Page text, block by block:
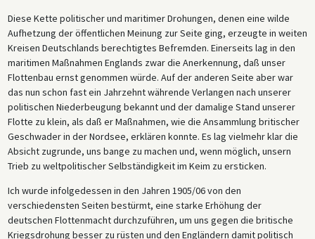
Diese Kette politischer und maritimer Drohungen, denen eine wilde
Aufhetzung der öffentlichen Meinung zur Seite ging, erzeugte in weiten
Kreisen Deutschlands berechtigtes Befremden. Einerseits lag in den
maritimen Maßnahmen Englands zwar die Anerkennung, daß unser
Flottenbau ernst genommen würde. Auf der anderen Seite aber war
das nun schon fast ein Jahrzehnt währende Verlangen nach unserer
politischen Niederbeugung bekannt und der damalige Stand unserer
Flotte zu klein, als daß er Maßnahmen, wie die Ansammlung britischer
Geschwader in der Nordsee, erklären konnte. Es lag vielmehr klar die
Absicht zugrunde, uns bange zu machen und, wenn möglich, unsern
Trieb zu weltpolitischer Selbständigkeit im Keim zu ersticken.
Ich wurde infolgedessen in den Jahren 1905/06 von den
verschiedensten Seiten bestürmt, eine starke Erhöhung der
deutschen Flottenmacht durchzuführen, um uns gegen die britische
Kriegsdrohung besser zu rüsten und den Engländern damit politisch